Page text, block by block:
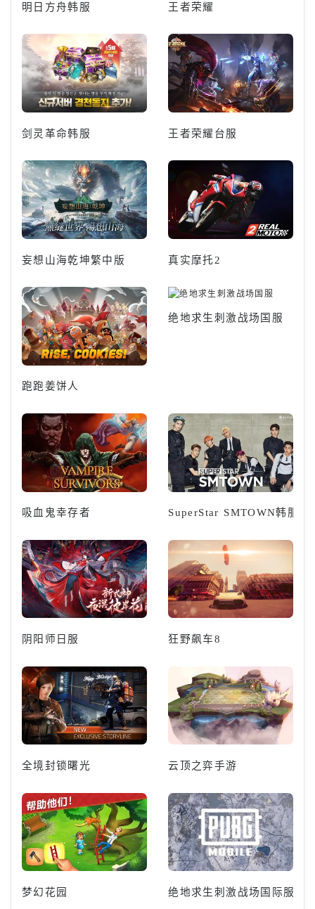
明日方舟韩服 王者荣耀
剑灵革命韩服 王者荣耀台服
妄想山海乾坤繁中版 真实摩托2
跑跑姜饼人
绝地求生刺激战场国服
吸血鬼幸存者 SuperStar SMTOWN韩服
阴阳师日服 狂野飙车8
全境封锁曙光 云顶之弈手游
梦幻花园 绝地求生刺激战场国际服